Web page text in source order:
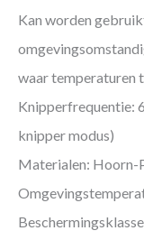
Kan worden
waar temperaturen
Knipperfrequentie:
knipper modus)
Materialen: Hoorn-